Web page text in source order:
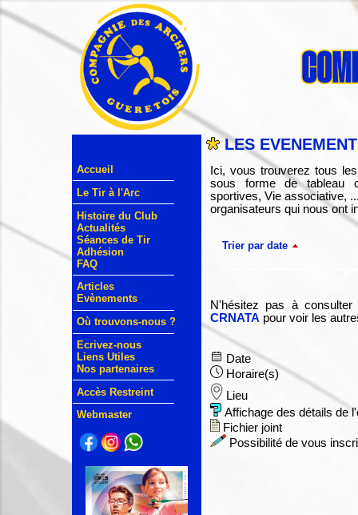
Accueil
Le Tir à l'Arc
Histoire du Club
Actualités
Séances de Tir
Adhésion
FAQ
Articles
Evènements
Où trouvons-nous ?
Ecrivez-nous
Liens Utiles
Nos partenaires
Accès Restreint
Webmaster
LES
Ici, vous trouverez tous
sous forme de tableau
sportives, Vie associative,
organisateurs qui nous ont
Trier par date
N'hésitez pas à
CRNATA pour voir les
Date
Horaire(s)
Lieu
Affichage des détails de
Fichier joint
Possibilité de vous